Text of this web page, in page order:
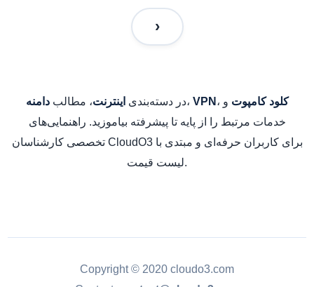
در دسته‌بندی اینترنت، مطالبدامنه ، VPN ، کلود کامپوت و
خدمات مرتبط را از پایه تا پیشرفته بیاموزید. راهنمایی‌های
تخصصی کارشناسان CloudO3 برای کاربران حرفه‌ای و مبتدی با
لیست قیمت.
Copyright © 2020 cloudo3.com